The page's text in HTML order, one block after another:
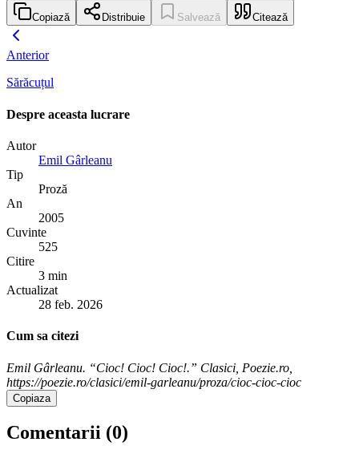
Copiază Distribuie Salvează Citează
Anterior
Sărăcuțul
Despre aceasta lucrare
Autor
Emil Gârleanu
Tip
Proză
An
2005
Cuvinte
525
Citire
3 min
Actualizat
28 feb. 2026
Cum sa citezi
Emil Gârleanu. “Cioc! Cioc! Cioc!.” Clasici, Poezie.ro,
https://poezie.ro/clasici/emil-garleanu/proza/cioc-cioc-cioc
Copiaza
Comentarii (0)